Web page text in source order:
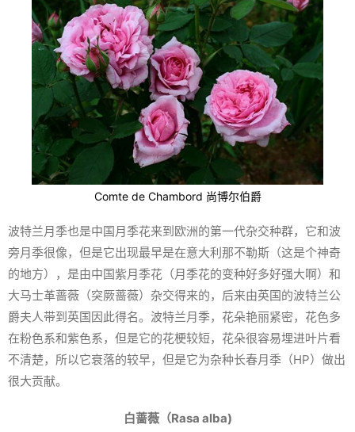
Comte de Chambord 尚博尔伯爵
波特兰月季也是中国月季花来到欧洲的第一代杂交种群，它和波
旁月季很像，但是它出现最早是在意大利那不勒斯（这是个神奇
的地方），是由中国紫月季花（月季花的变种好多好强大啊）和
大马士革蔷薇（突厥蔷薇）杂交得来的，后来由英国的波特兰公
爵夫人带到英国因此得名。波特兰月季，花朵艳丽紧密，花色多
在粉色系和紫色系，但是它的花梗较短，花朵很容易埋进叶片看
不清楚，所以它衰落的较早，但是它为杂种长春月季（HP）做出
很大贡献。
白蔷薇（Rasa alba)